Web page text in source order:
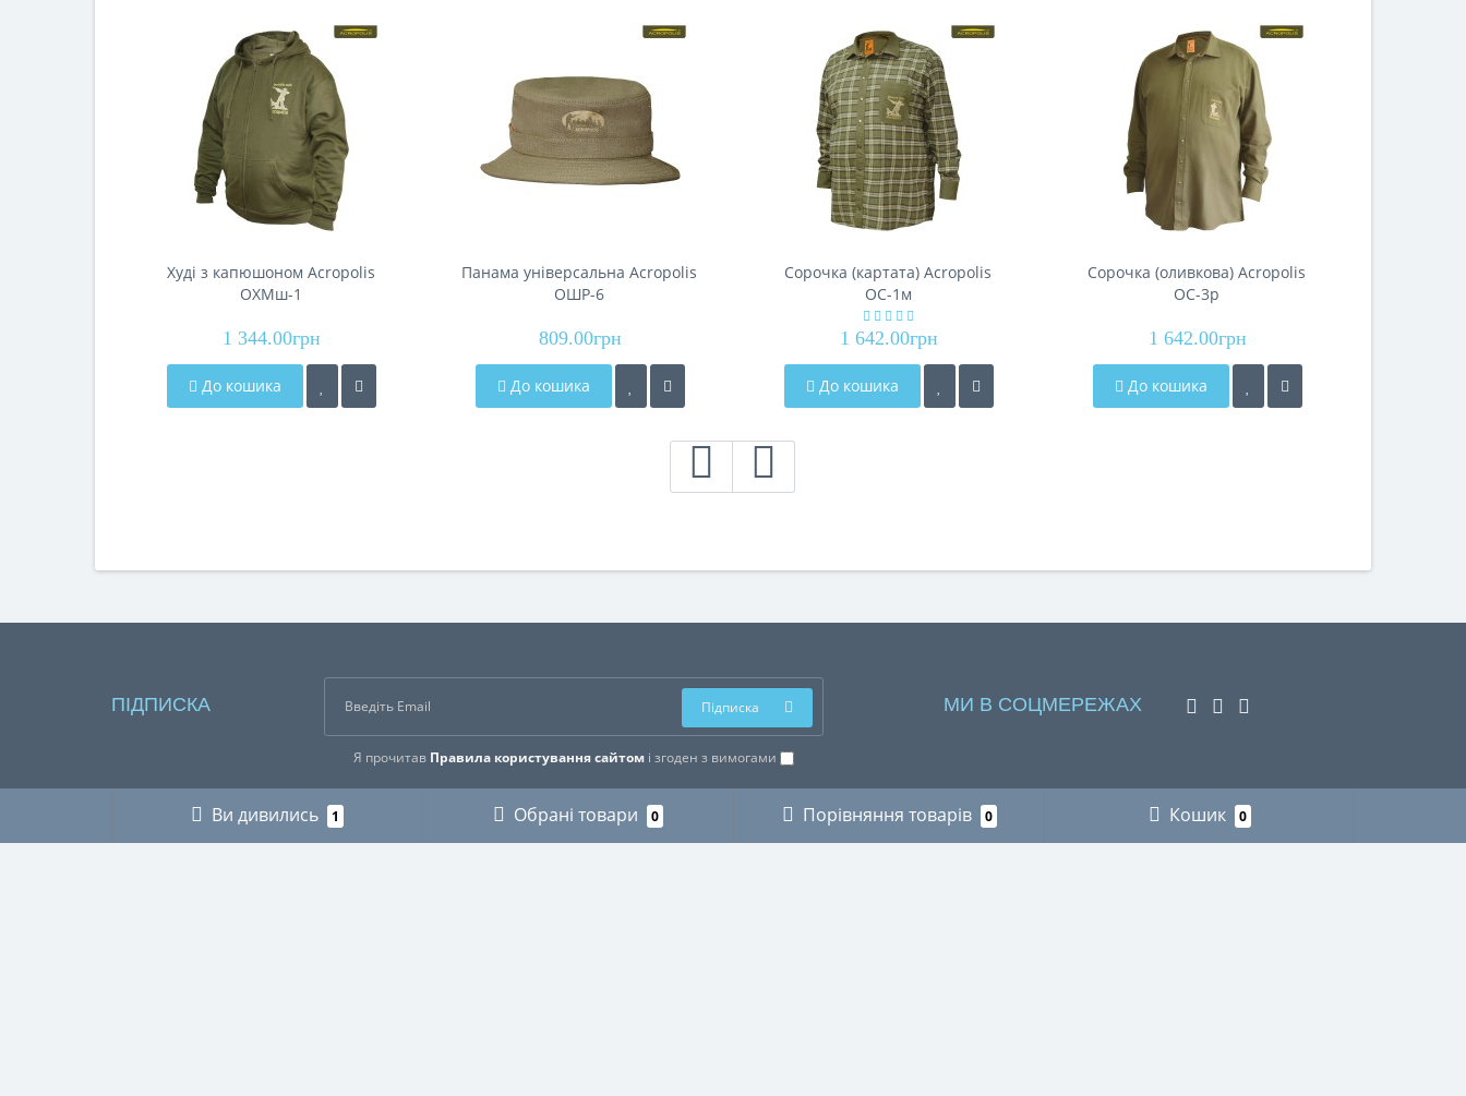
Худі з капюшоном Acropolis
ОХМш-1
1 344.00грн
До кошика
Панама універсальна Acropolis
ОШР-6
809.00грн
До кошика
Сорочка (картата) Acropolis
ОС-1м
1 642.00грн
До кошика
Сорочка (оливкова) Acropolis
ОС-3р
1 642.00грн
До кошика
ПІДПИСКА
Я прочитав Правила користування сайтомі згоден з вимогами
Підписка МИ В СОЦМЕРЕЖАХ
Ви дивились 1 Обрані товари 0 Порівняння товарів 0 Кошик 0